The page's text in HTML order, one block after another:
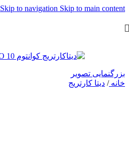
Skip to navigation Skip to main content
بزرگنمایی تصویر
خانه/ دیتا کارتریج